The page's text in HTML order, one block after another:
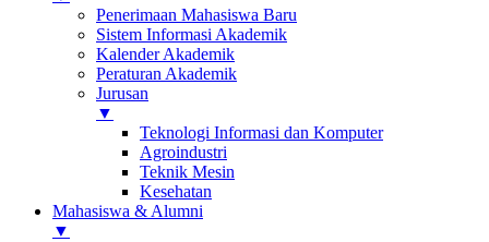
Penerimaan Mahasiswa Baru
Sistem Informasi Akademik
Kalender Akademik
Peraturan Akademik
Jurusan
▼
Teknologi Informasi dan Komputer
Agroindustri
Teknik Mesin
Kesehatan
Mahasiswa & Alumni
▼